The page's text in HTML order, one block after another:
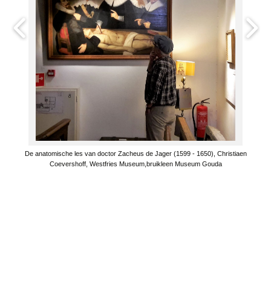
De anatomische les van doctor Zacheus de Jager (1599 - 1650), Christiaen
Coevershoff, Westfries Museum,bruikleen Museum Gouda